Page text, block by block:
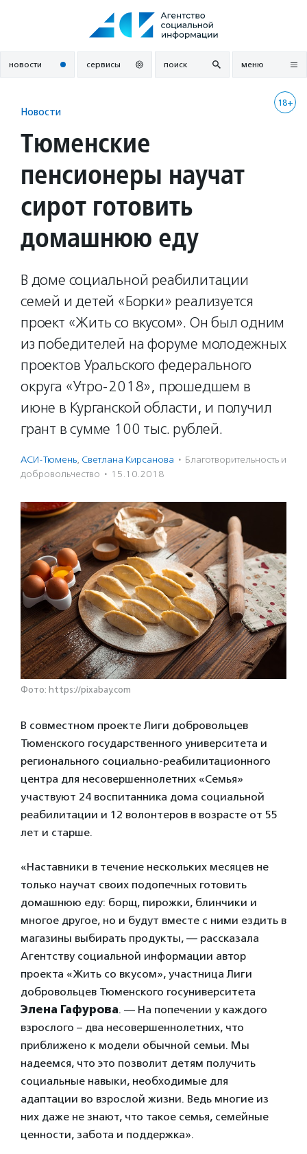
новости сервисы поиск меню
18+
Новости
Тюменские
пенсионеры научат
сирот готовить
домашнюю еду
В доме социальной реабилитации
семей и детей «Борки» реализуется
проект «Жить со вкусом». Он был одним
из победителей на форуме молодежных
проектов Уральского федерального
округа «Утро-2018», прошедшем в
июне в Курганской области, и получил
грант в сумме 100 тыс. рублей.
АСИ-Тюмень, Светлана Кирсанова · Благотвори­тель­ность и
доброволь­чест­во · 15.10.2018
Фото: https://pixabay.com
В совместном проекте Лиги добровольцев
Тюменского государственного университета и
регионального социально-реабилитационного
центра для несовершеннолетних «Семья»
участвуют 24 воспитанника дома социальной
реабилитации и 12 волонтеров в возрасте от 55
лет и старше.
«Наставники в течение нескольких месяцев не
только научат своих подопечных готовить
домашнюю еду: борщ, пирожки, блинчики и
многое другое, но и будут вместе с ними ездить в
магазины выбирать продукты, — рассказала
Агентству социальной информации автор
проекта «Жить со вкусом», участница Лиги
добровольцев Тюменского госуниверситета
Элена Гафурова. — На попечении у каждого
взрослого – два несовершеннолетних, что
приближено к модели обычной семьи. Мы
надеемся, что это позволит детям получить
социальные навыки, необходимые для
адаптации во взрослой жизни. Ведь многие из
них даже не знают, что такое семья, семейные
ценности, забота и поддержка».